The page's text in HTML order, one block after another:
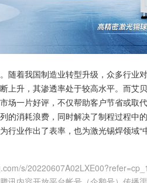
随着我国制造业转型升级，众多行业
上升，其渗透率处于较高水平。而艾
场一片好评，不仅帮助客户节省或取
的消耗浪费，同时解决了制程过程中
行业作出了表率，也为激光锡焊领域“
s/